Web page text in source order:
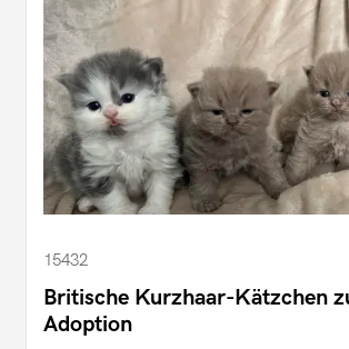
15432
Britische Kurzhaar-Kätzchen
Adoption